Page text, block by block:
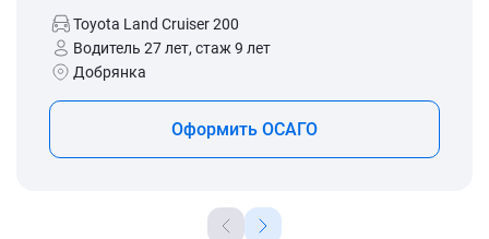
Toyota Land Cruiser 200
Водитель 27 лет, стаж 9 лет
Добрянка
Оформить ОСАГО